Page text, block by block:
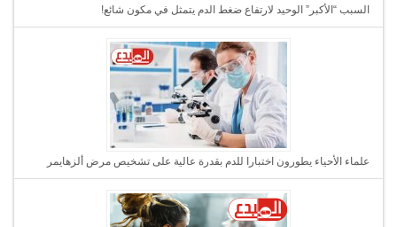
السبب “الأكبر” الوحيد لارتفاع ضغط الدم يتمثل في مكون شائع!
علماء الأحياء يطورون اختبارا للدم بقدرة عالية على تشخيص مرض ألزهايمر